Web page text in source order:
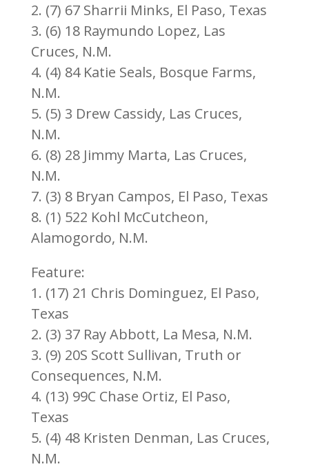
2. (7) 67 Sharrii Minks, El Paso, Texas
3. (6) 18 Raymundo Lopez, Las
Cruces, N.M.
4. (4) 84 Katie Seals, Bosque Farms,
N.M.
5. (5) 3 Drew Cassidy, Las Cruces,
N.M.
6. (8) 28 Jimmy Marta, Las Cruces,
N.M.
7. (3) 8 Bryan Campos, El Paso, Texas
8. (1) 522 Kohl McCutcheon,
Alamogordo, N.M.
Feature:
1. (17) 21 Chris Dominguez, El Paso,
Texas
2. (3) 37 Ray Abbott, La Mesa, N.M.
3. (9) 20S Scott Sullivan, Truth or
Consequences, N.M.
4. (13) 99C Chase Ortiz, El Paso,
Texas
5. (4) 48 Kristen Denman, Las Cruces,
N.M.